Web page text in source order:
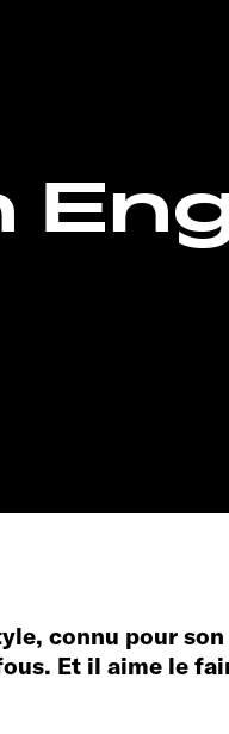
connu pour son
Et il aime le